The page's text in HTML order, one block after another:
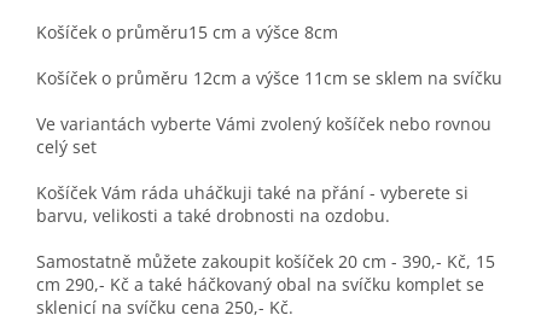
Košíček o průměru15 cm a výšce 8cm
Košíček o průměru 12cm a výšce 11cm se sklem na svíčku
Ve variantách vyberte Vámi zvolený košíček nebo rovnou
celý set
Košíček Vám ráda uháčkuji také na přání - vyberete si
barvu, velikosti a také drobnosti na ozdobu.
Samostatně můžete zakoupit košíček 20 cm - 390,- Kč, 15
cm 290,- Kč a také háčkovaný obal na svíčku komplet se
sklenicí na svíčku cena 250,- Kč.